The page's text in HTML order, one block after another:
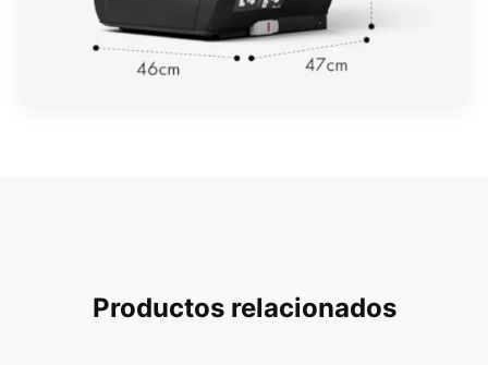
Productos relacionados